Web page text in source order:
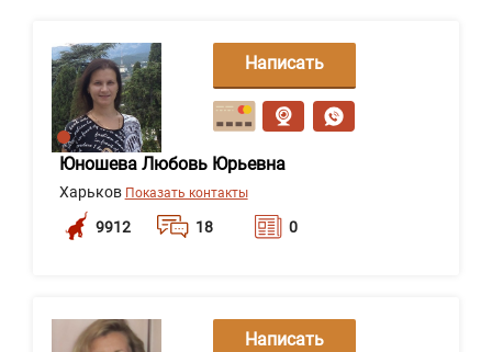
Юношева Любовь Юрьевна
Харьков Показать контакты
9912 18 0
Написать
сообщение
Написать